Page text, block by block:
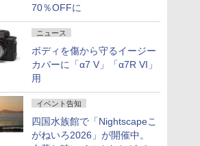
70％OFFに
ニュース
ボディを傷から守るイージー
カバーに「α7 V」「α7R VI」
用
イベント告知
四国水族館で「Nightscapeこ
がねいろ2026」が開催中。